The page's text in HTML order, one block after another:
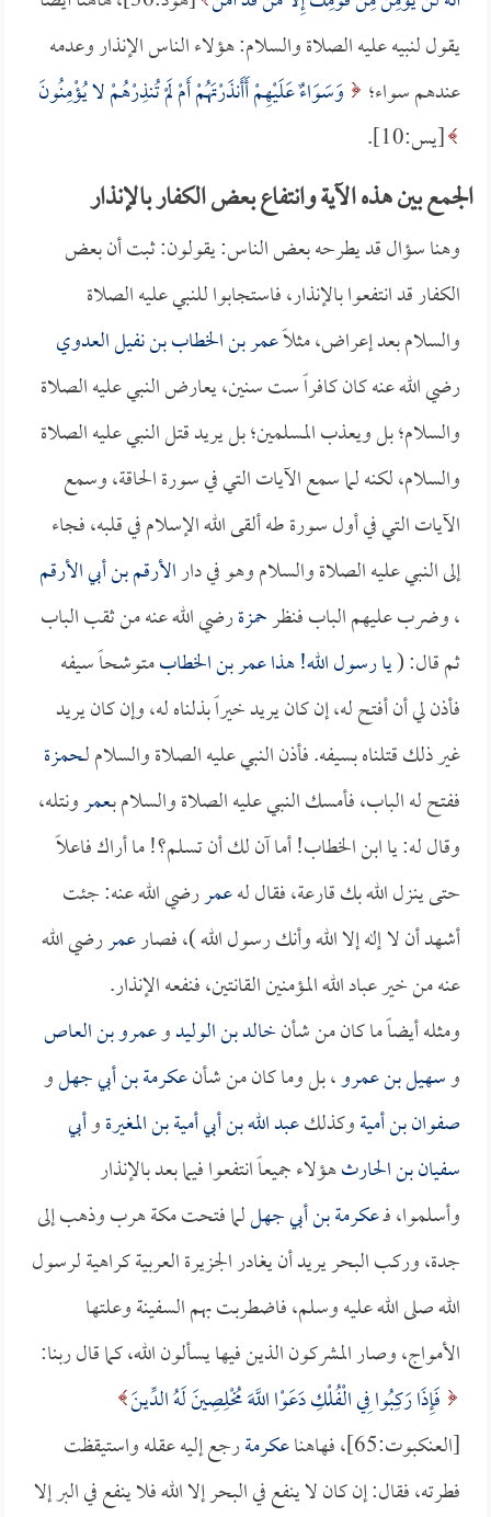
يقول لنبيه عليه الصلاة والسلام: هؤلاء الناس الإنذار وعدمه
عندهم سواء؛
وَسَوَاءٌ عَلَيْهِمْ أَأَنذَرْتَهُمْ أَمْ لَمْ تُنذِرْهُمْ لا يُؤْمِنُونَ
[يس:10].
الجمع بين هذه الآية وانتفاع بعض الكفار بالإنذار
وهنا سؤال قد يطرحه بعض الناس: يقولون: ثبت أن بعض
الكفار قد انتفعوا بالإنذار، فاستجابوا للنبي عليه الصلاة
والسلام بعد إعراض، مثلاًعمر بن الخطاب بن نفيل العدوي
رضي الله عنه كان كافراً ست سنين، يعارض النبي عليه الصلاة
والسلام؛ بل ويعذب المسلمين؛ بل يريد قتل النبي عليه الصلاة
والسلام، لكنه لما سمع الآيات التي في سورة الحاقة، وسمع
الآيات التي في أول سورة طه ألقى الله الإسلام في قلبه، فجاء
إلى النبي عليه الصلاة والسلام وهو في دارالأرقم بن أبي الأرقم
، وضرب عليهم الباب فنظرحمزةرضي الله عنه من ثقب الباب
ثم قال: (يا رسول الله! هذاعمر بن الخطابمتوشحاً سيفه
فأذن لي أن أفتح له، إن كان يريد خيراً بذلناه له، وإن كان يريد
غير ذلك قتلناه بسيفه. فأذن النبي عليه الصلاة والسلام لـحمزة
ففتح له الباب، فأمسك النبي عليه الصلاة والسلام بـعمرونتله،
وقال له: يا ابن الخطاب! أما آن لك أن تسلم؟! ما أراك فاعلاً
حتى ينزل الله بك قارعة، فقال لهعمررضي الله عنه: جئت
أشهد أن لا إله إلا الله وأنك رسول الله )، فصارعمررضي الله
عنه من خير عباد الله المؤمنين القانتين، فنفعه الإنذار.
ومثله أيضاً ما كان من شأنخالد بن الوليدوعمرو بن العاص
وسهيل بن عمرو، بل وما كان من شأنعكرمة بن أبي جهلو
صفوان بن أميةوكذلكعبد الله بن أبي أمية بن المغيرةوأبي
سفيان بن الحارثهؤلاء جميعاً انتفعوا فيما بعد بالإنذار
وأسلموا، فـعكرمة بن أبي جهللما فتحت مكة هرب وذهب إلى
جدة، وركب البحر يريد أن يغادر الجزيرة العربية كراهية لرسول
الله صلى الله عليه وسلم، فاضطربت بهم السفينة وعلتها
الأمواج، وصار المشركون الذين فيها يسألون الله، كما قال ربنا:
فَإِذَا رَكِبُوا فِي الْفُلْكِ دَعَوْا اللَّهَ مُخْلِصِينَ لَهُ الدِّينَ
[العنكبوت:65]، فهاهنا
عكرمةرجع إليه عقله واستيقظت
فطرته، فقال: إن كان لا ينفع في البحر إلا الله فلا ينفع في البر إلا